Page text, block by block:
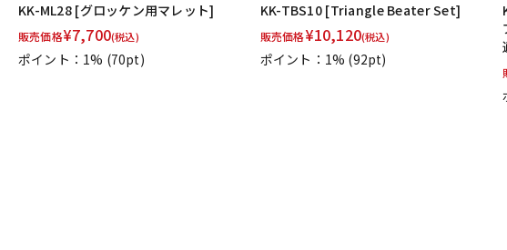
KK-ML28 [グロッケン用マレット]
販売価格¥7,700(税込)
ポイント：1% (70pt)
KK-TBS10 [Triangle Beater Set]
販売価格¥10,120(税込)
ポイント：1% (92pt)